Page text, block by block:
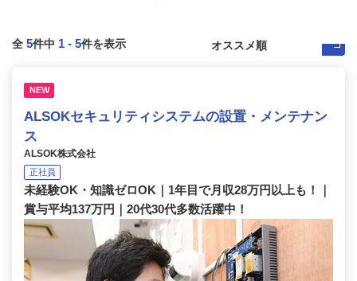
全 5件中 1 - 5件を表示
NEW
ALSOKセキュリティシステムの設置・メンテナン
ス
ALSOK株式会社
正社員
未経験OK・知識ゼロOK｜1年目で月収28万円以上も！｜
賞与平均137万円｜20代30代多数活躍中！